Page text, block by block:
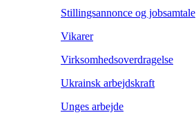
Stillingsannonce og jobsamtale
Vikarer
Virksomhedsoverdragelse
Ukrainsk arbejdskraft
Unges arbejde